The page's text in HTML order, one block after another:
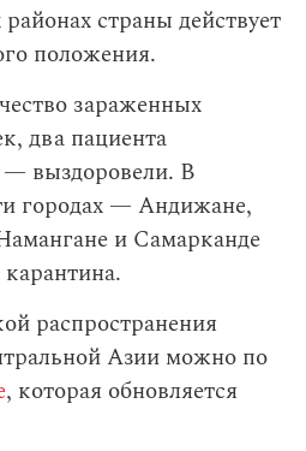
страны действует
положения.
зараженных
два пациента
— выздоровели. В
городах — Андижане,
и Самарканде
распространения
Азии можно по
, которая обновляется